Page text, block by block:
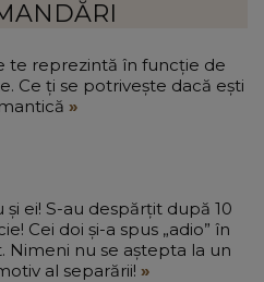
te reprezintă în funcție de
Ce ți se potrivește dacă ești
Cei doi și-a spus „adio” în
Nimeni nu se aștepta la un
al separării!